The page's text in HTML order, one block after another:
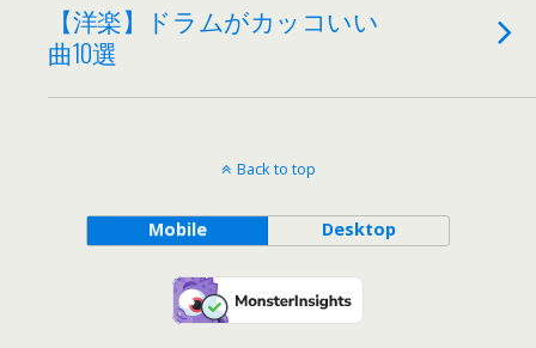
【洋楽】ドラムがカッコいい
曲10選
Back to top
Mobile Desktop